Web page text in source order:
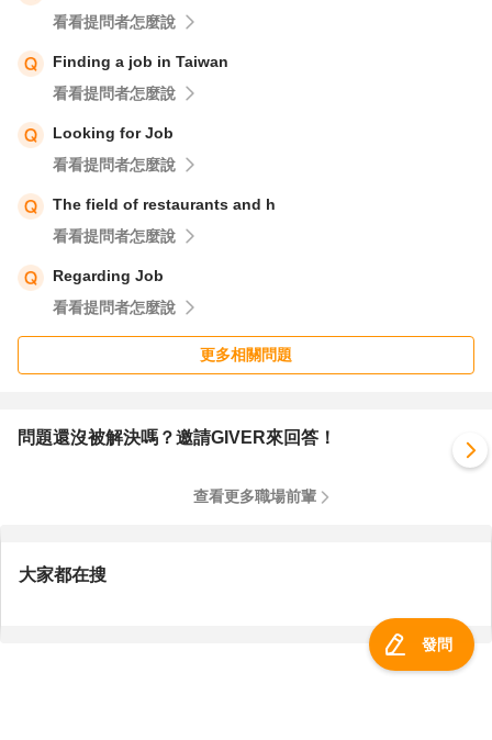
看看提問者怎麼說
Finding a job in Taiwan
看看提問者怎麼說
Looking for Job
看看提問者怎麼說
The field of restaurants and h
看看提問者怎麼說
Regarding Job
看看提問者怎麼說
更多相關問題
問題還沒被解決嗎？邀請GIVER來回答！
查看更多職場前輩
大家都在搜
發問